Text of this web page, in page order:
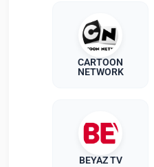
CARTOON
NETWORK
BEYAZ TV